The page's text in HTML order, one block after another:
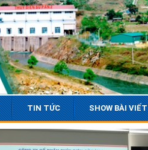
TIN TỨC SHOW BÀI VIẾT